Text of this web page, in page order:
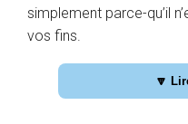
simplement parce-qu’il
vos fins.
Pour le front deep spot
spot (arrière), c’est
🔽